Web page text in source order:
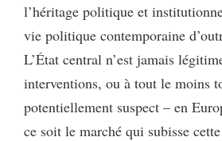
l’héritage politique et
vie politique contemporaine
L’État central n’est jamais
interventions, ou à tout le moins
potentiellement suspect – en
ce soit le marché qui subisse